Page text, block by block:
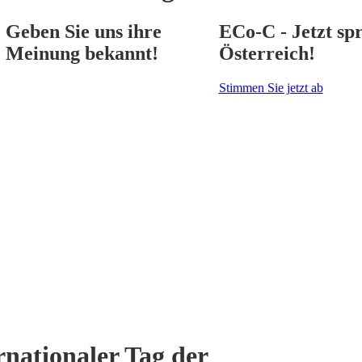
Geben Sie uns ihre
Meinung bekannt!
ECo-C - Jetzt
Österreich!
Stimmen Sie jetzt ab
Tag der